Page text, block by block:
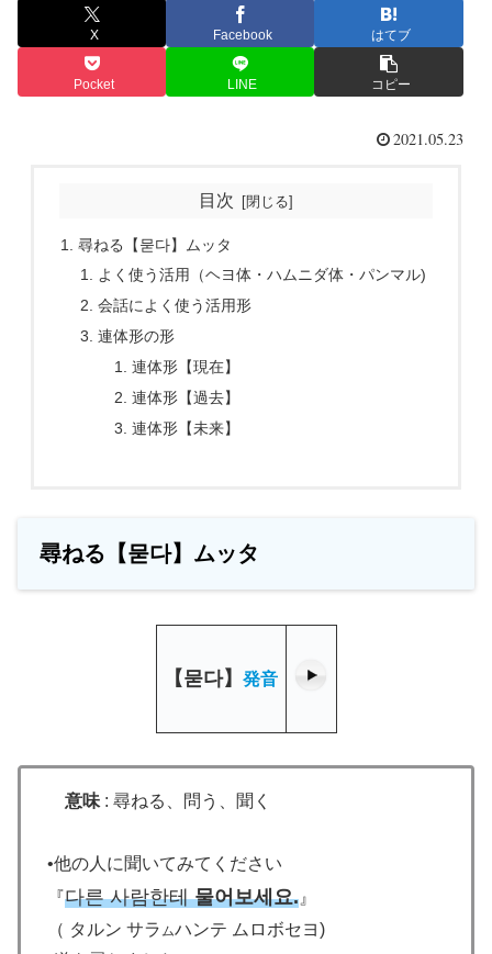
X Facebook はてブ
Pocket LINE コピー
2021.05.23
目次
尋ねる【묻다】ムッタ
よく使う活用（ヘヨ体・ハムニダ体・パンマル)
会話によく使う活用形
連体形の形
連体形【現在】
連体形【過去】
連体形【未来】
尋ねる【묻다】ムッタ
【묻다】 発音
意味 : 尋ねる、問う、聞く
•他の人に聞いてみてください
『다른 사람한테물어보세요. 』
（ タルン サラムハンテ ムロボセヨ)